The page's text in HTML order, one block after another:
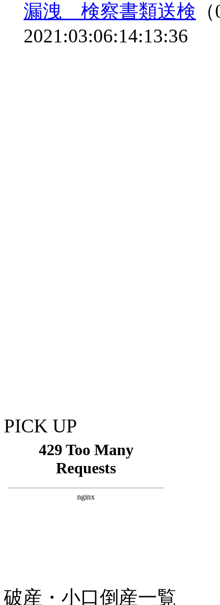
漏洩 検察書類送検
2021:03:06:14:13:36
PICK UP
破産・小口倒産一覧